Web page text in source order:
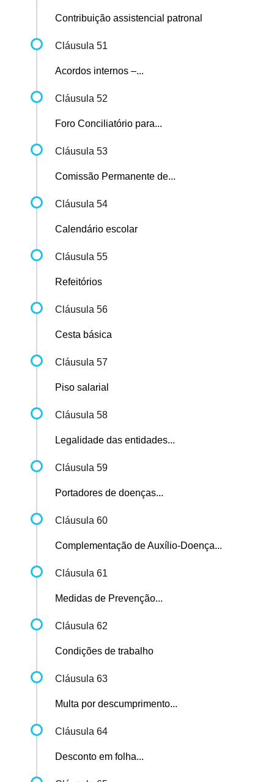
Contribuição assistencial patronal
Cláusula 51
Acordos internos –...
Cláusula 52
Foro Conciliatório para...
Cláusula 53
Comissão Permanente de...
Cláusula 54
Calendário escolar
Cláusula 55
Refeitórios
Cláusula 56
Cesta básica
Cláusula 57
Piso salarial
Cláusula 58
Legalidade das entidades...
Cláusula 59
Portadores de doenças...
Cláusula 60
Complementação de Auxílio-Doença...
Cláusula 61
Medidas de Prevenção...
Cláusula 62
Condições de trabalho
Cláusula 63
Multa por descumprimento...
Cláusula 64
Desconto em folha...